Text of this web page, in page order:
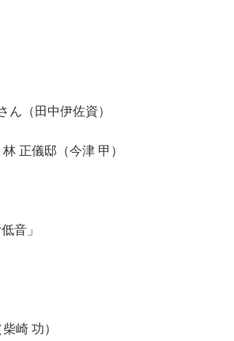
ん（田中伊佐資）
正儀邸（今津 甲）
音」
崎 功）